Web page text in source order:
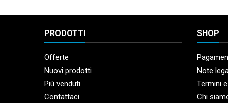
PRODOTTI
Offerte
Nuovi prodotti
Più venduti
Contattaci
SHOP
Note
Termini
Chi